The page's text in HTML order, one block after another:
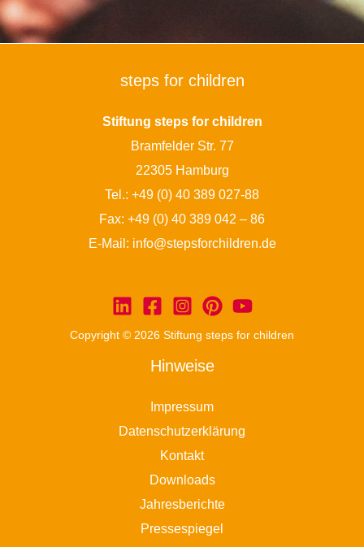
steps for children
Stiftung steps for children
Bramfelder Str. 77
22305 Hamburg
Tel.: +49 (0) 40 389 027-88
Fax: +49 (0) 40 389 042 – 86
E-Mail: info@stepsforchildren.de
Copyright © 2026 Stiftung steps for children
Hinweise
Impressum
Datenschutzerklärung
Kontakt
Downloads
Jahresberichte
Pressespiegel